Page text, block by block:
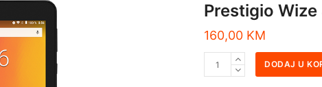
Prestigio Wize
160,00 KM
DODAJ U